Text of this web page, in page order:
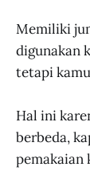
Memiliki
digunakan
tetapi
Hal ini
berbeda,
pemakaian